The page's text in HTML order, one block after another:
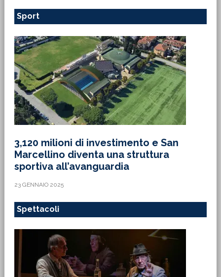
Sport
3,120 milioni di investimento e San
Marcellino diventa una struttura
sportiva all’avanguardia
23 GENNAIO 2025
Spettacoli